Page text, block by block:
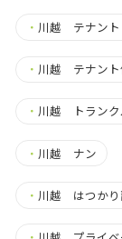
・ 川越 テナン
・ 川越 テナント
・ 川越 トランク
・ 川越 ナン
・ 川越 はつかり